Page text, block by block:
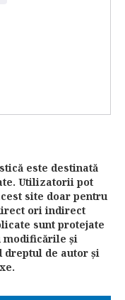
este destinată
Utilizatorii pot
site doar pentru
ori indirect
sunt protejate
modificările şi
de autor şi